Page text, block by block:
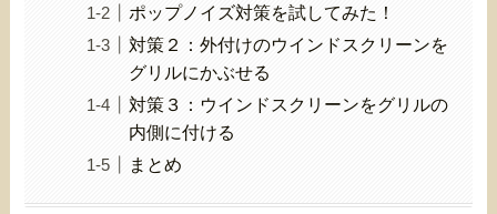
ポップノイズ対策を試してみた！
対策２：外付けのウインドスクリーンを
グリルにかぶせる
対策３：ウインドスクリーンをグリルの
内側に付ける
まとめ